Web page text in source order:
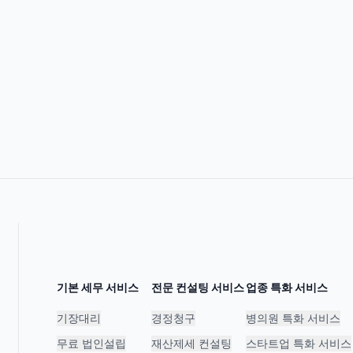
기본 세무 서비스
기장대리
무료 법인설립
전문 컨설팅 서비스
경정청구
재산제세 컨설팅
업종 특화 서비스
병의원 특화 서비스
스타트업 특화 서비스